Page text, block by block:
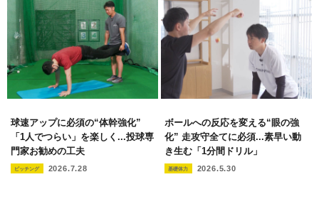
球速アップに必須の“体幹強化”
「1人でつらい」を楽しく...投球専
門家お勧めの工夫
ピッチング 2026.7.28
ボールへの反応を変える“眼の強
化” 走攻守全てに必須...素早い動
き生む「1分間ドリル」
基礎体力 2026.5.30